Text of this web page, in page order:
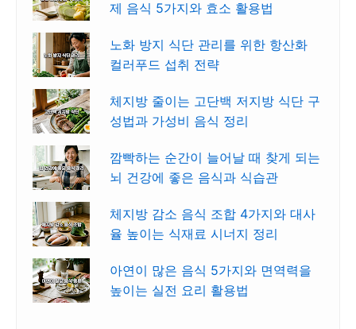
제 음식 5가지와 효소 활용법
노화 방지 식단 관리를 위한 항산화
컬러푸드 섭취 전략
체지방 줄이는 고단백 저지방 식단 구
성법과 가성비 음식 정리
깜빡하는 순간이 늘어날 때 찾게 되는
뇌 건강에 좋은 음식과 식습관
체지방 감소 음식 조합 4가지와 대사
율 높이는 식재료 시너지 정리
아연이 많은 음식 5가지와 면역력을
높이는 실전 요리 활용법